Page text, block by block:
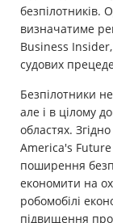
безпілотників.
визначатиме
Business Insider,
судових
Безпілотники
але і в цілому
областях.
America's
поширення
економити на
робомобілі
підвищення